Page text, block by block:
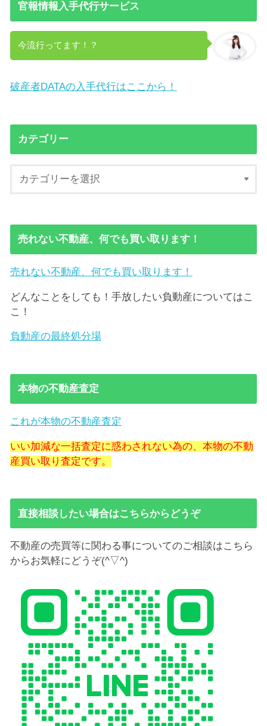
官報情報入手代行サービス
今流行ってます！？
破産者DATAの入手代行はここから！
カテゴリー
売れない不動産、何でも買い取ります！
売れない不動産、何でも買い取ります！
どんなことをしても！手放したい負動産についてはこ
こ！
負動産の最終処分場
本物の不動産査定
これが本物の不動産査定
いい加減な一括査定に惑わされない為の、本物の不動
産買い取り査定です。
直接相談したい場合はこちらからどうぞ
不動産の売買等に関わる事についてのご相談はこちら
からお気軽にどうぞ(^▽^)